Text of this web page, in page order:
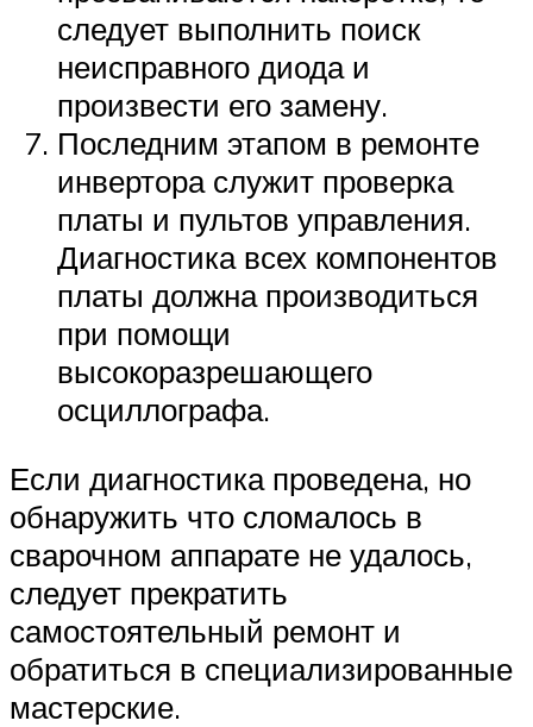
следует выполнить поиск
неисправного диода и
произвести его замену.
Последним этапом в ремонте
инвертора служит проверка
платы и пультов управления.
Диагностика всех компонентов
платы должна производиться
при помощи
высокоразрешающего
осциллографа.
Если диагностика проведена, но
обнаружить что сломалось в
сварочном аппарате не удалось,
следует прекратить
самостоятельный ремонт и
обратиться в специализированные
мастерские.